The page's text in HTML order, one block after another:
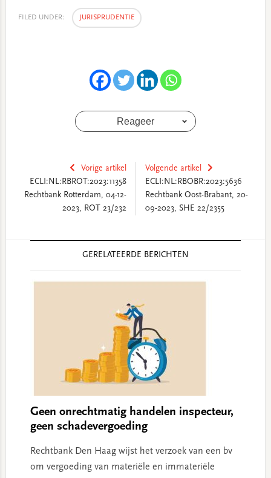
FILED UNDER: JURISPRUDENTIE
Reageer
Vorige artikel
ECLI:NL:RBROT:2023:11358
Rechtbank Rotterdam, 04-12-
2023, ROT 23/232
Volgende artikel
ECLI:NL:RBOBR:2023:5636
Rechtbank Oost-Brabant, 20-
09-2023, SHE 22/2355
GERELATEERDE BERICHTEN
Geen onrechtmatig handelen inspecteur,
geen schadevergoeding
Rechtbank Den Haag wijst het verzoek van een bv
om vergoeding van materiële en immateriële